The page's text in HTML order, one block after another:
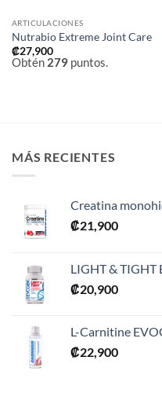
ARTICULACIONES
Nutrabio Extreme Joint Care
₡27,900
Obtén 279puntos.
MÁS RECIENTES
Creatina
₡21,900
LIGHT & TIGHT
₡20,900
L-Carnitine
₡22,900